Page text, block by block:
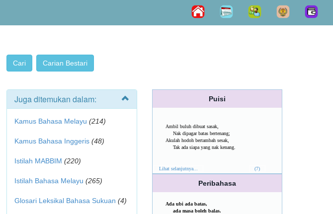
Juga ditemukan dalam:
Kamus Bahasa Melayu (214)
Kamus Bahasa Inggeris (48)
Istilah MABBIM (220)
Istilah Bahasa Melayu (265)
Glosari Leksikal Bahasa Sukuan (4)
Puisi
Ambil buluh dibuat sasak,
Nak dipagar batas bertenang;
Akulah hodoh bertambah sesak,
Tak ada siapa yang nak kenang.
Lihat selanjutnya... (7)
Peribahasa
Ada ubi ada batas,
ada masa boleh balas.